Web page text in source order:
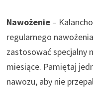
Nawożenie –
regularnego
zastosować specjalny
miesiące. Pamiętaj
nawozu, aby nie